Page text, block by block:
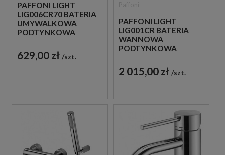
PAFFONI LIGHT
LIG006CR70 BATERIA
UMYWALKOWA
PODTYNKOWA
CHROM
629,00 zł szt.
PAFFONI LIGHT
LIG001CR BATERIA
WANNOWA
PODTYNKOWA
CHROM
2 015,00 zł szt.